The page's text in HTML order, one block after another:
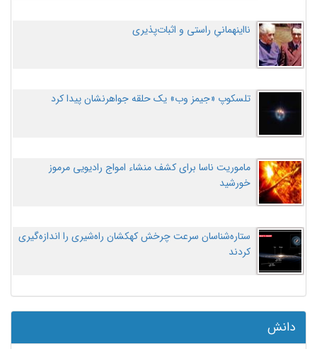
نااینهمانیِ راستی و اثبات‌پذیری
تلسکوپ «جیمز وب» یک حلقه جواهرنشان پیدا کرد
ماموریت ناسا برای کشف منشاء امواج رادیویی مرموز
خورشید
ستاره‌شناسان سرعت چرخش کهکشان راه‌شیری را اندازه‌گیری
کردند
دانش